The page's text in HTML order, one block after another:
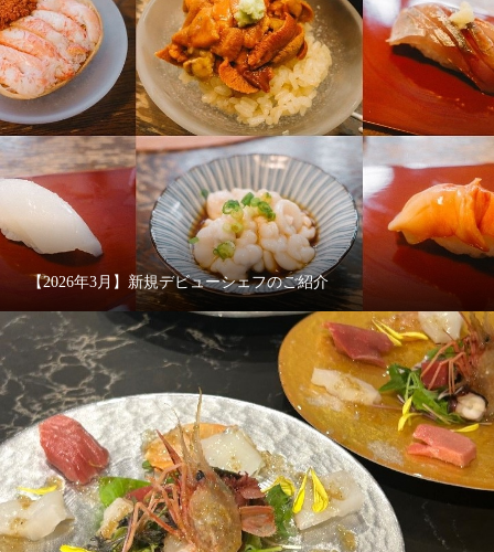
【2026年3月】新規デビューシェフのご紹介